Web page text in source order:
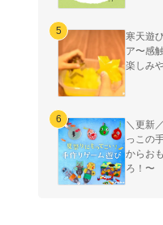
寒天遊
ア〜感
楽しみ
＼更新
っこの
からお
ろ！〜